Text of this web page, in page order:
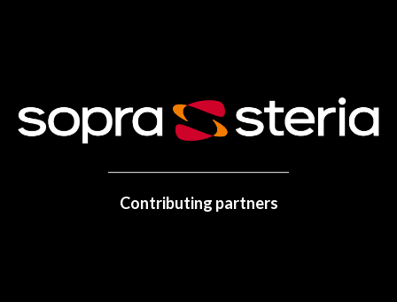
Contributing partners